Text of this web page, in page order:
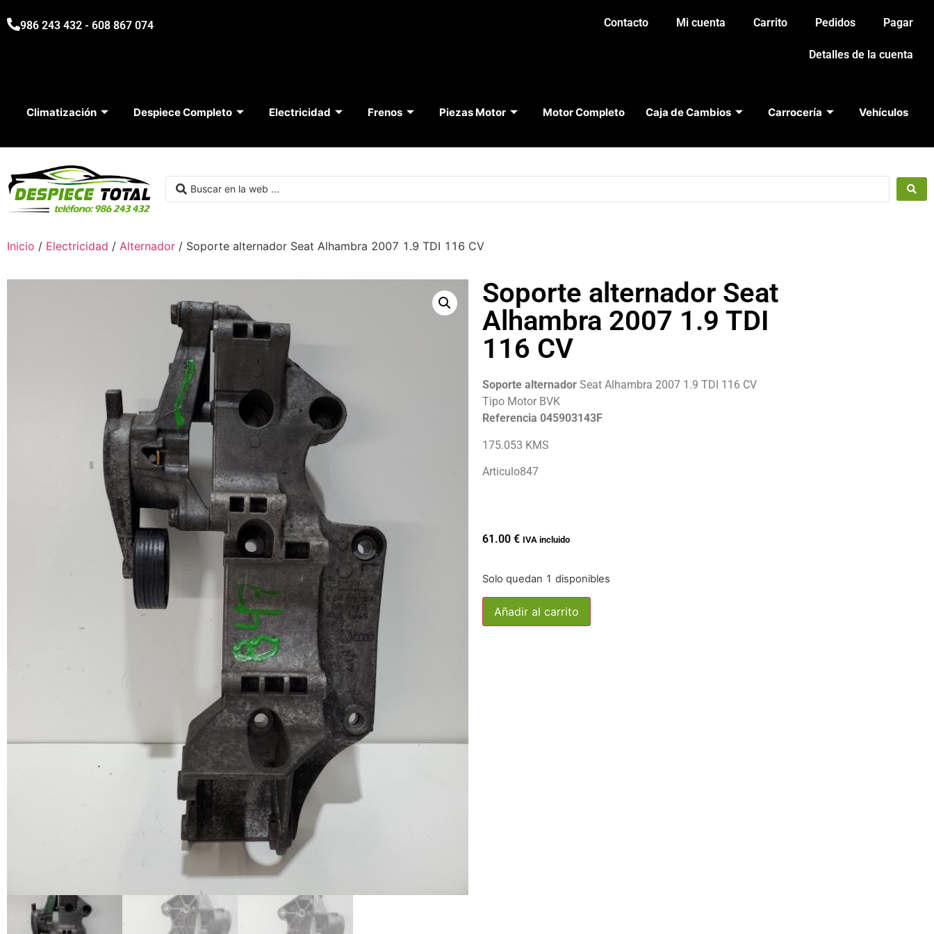
986 243 432 - 608 867 074 Contacto Mi cuenta Carrito Pedidos Pagar
Detalles de la cuenta
Climatización Despiece Completo Electricidad Frenos Piezas Motor Motor Completo Caja de Cambios Carrocería Vehículos
Inicio / Electricidad / Alternador / Soporte alternador Seat Alhambra 2007 1.9 TDI 116 CV
Soporte alternador Seat
Alhambra 2007 1.9 TDI
116 CV
Soporte alternador Seat Alhambra 2007 1.9 TDI 116 CV
Tipo Motor BVK
Referencia 045903143F
175.053 KMS
Articulo847
61.00 € IVA incluido
Solo quedan 1 disponibles
Añadir al carrito